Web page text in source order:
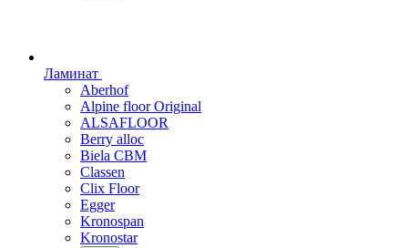
Ламинат
Aberhof
Alpine floor Original
ALSAFLOOR
Berry alloc
Biela CBM
Classen
Clix Floor
Egger
Kronospan
Kronostar